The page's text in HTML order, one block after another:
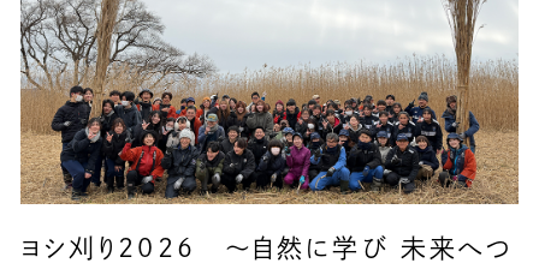
ヨシ刈り2026 〜自然に学び 未来へつ